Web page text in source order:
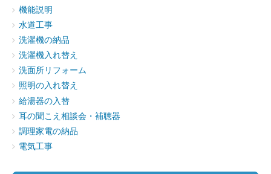
機能説明
水道工事
洗濯機の納品
洗濯機入れ替え
洗面所リフォーム
照明の入れ替え
給湯器の入替
耳の聞こえ相談会・補聴器
調理家電の納品
電気工事